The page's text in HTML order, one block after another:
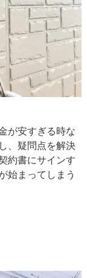
が安すぎる時な
、疑問点を解決
約書にサインす
始まってしまう